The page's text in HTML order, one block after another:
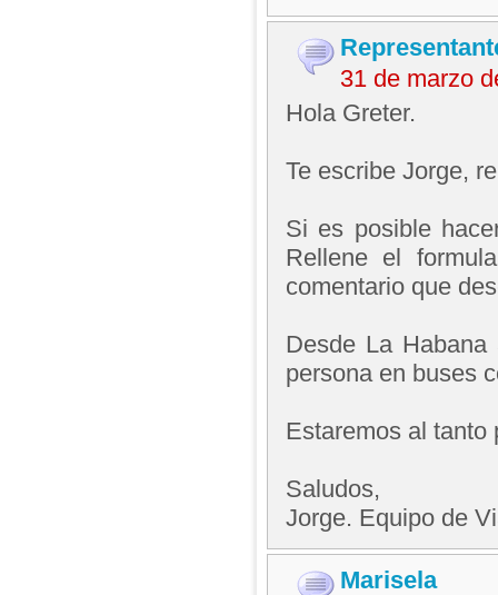
31 de marzo
Hola Greter.
Te escribe Jorge,
Si es posible
Rellene el
comentario que
Desde La
persona en buses
Estaremos al tanto
Saludos,
Jorge. Equipo de
Marisela